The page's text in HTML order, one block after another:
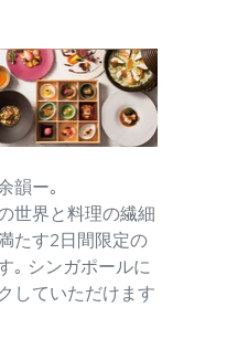
韻ー｡
世界と料理の繊細
たす2日間限定の
｡ シンガポールに
していただけます